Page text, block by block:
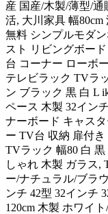
産 国産/木製/薄型/
活, 大川家具 幅
無料 シンプルモダ
スト リビングボー
台 コーナー ローボ
テレビラック TVラ
ン ブラック 黒 白 L
ペース 木製 32イン
ナーボード キャス
ー TV台 収納 扉付
TVラック 幅80 白
しゃれ 木製 ガラス,
ー/ナチュラル/ブラ
ンチ 42型 32インチ
120cm 木製 ホワイ